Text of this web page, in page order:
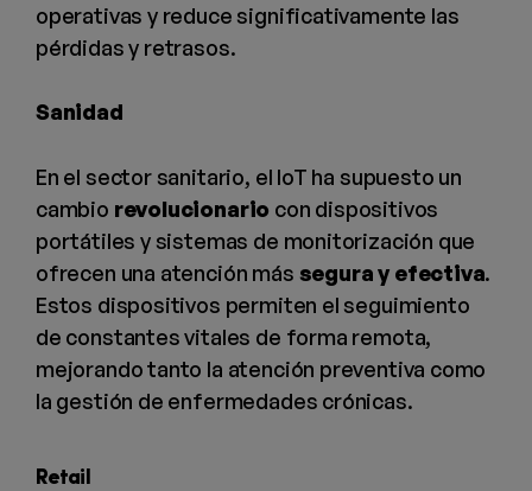
operativas y reduce significativamente las
pérdidas y retrasos.
Sanidad
En el sector sanitario, el IoT ha supuesto un
cambio revolucionario con dispositivos
portátiles y sistemas de monitorización que
ofrecen una atención más segura y efectiva.
Estos dispositivos permiten el seguimiento
de constantes vitales de forma remota,
mejorando tanto la atención preventiva como
la gestión de enfermedades crónicas.
Retail